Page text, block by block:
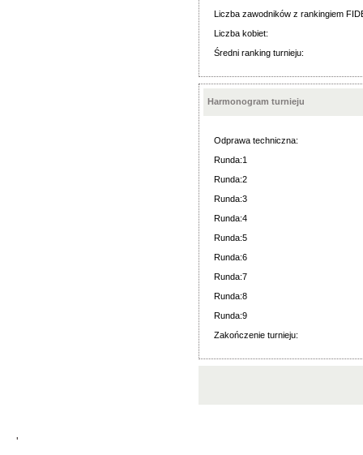
Liczba zawodników z rankingiem
Liczba kobiet:
Średni ranking turnieju:
Harmonogram turnieju
Odprawa techniczna:
Runda:1
Runda:2
Runda:3
Runda:4
Runda:5
Runda:6
Runda:7
Runda:8
Runda:9
Zakończenie turnieju:
'